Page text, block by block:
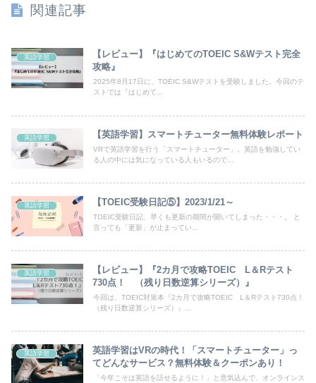
関連記事
英語学習
【レビュー】『はじめてのTOEIC S&Wテスト完全
攻略』
2025年8月17日に、TOEIC S&Wテストを受験しました。今回のテ
ストでは『はじめて...
英語学習 【英語学習】スマートチューター無料体験レポート
VRで英語学習を行う「スマートチューター」。英語を勉強してい
る人の中には気になっている人もいるので...
英語学習 【TOEIC受験日記⑤】2023/1/21～
TOEIC受験日記、早くも更新の期間が開いてしまった・・・。 と
言っても「更新」が止まってい...
英語学習
【レビュー】『2カ月で攻略TOEIC L＆Rテスト
730点！ （残り日数逆算シリーズ）』
今回は、TOEIC対策本『2カ月で攻略TOEIC L＆Rテスト730点！
（残り日数逆算シリーズ）』...
英語学習
英語学習はVRの時代！「スマートチューター」っ
てどんなサービス？無料体験＆クーポンあり！
「今年こそは英語を話せるように！」と意気込んで、オンラインス